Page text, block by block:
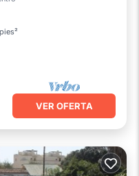
VER OFERTA